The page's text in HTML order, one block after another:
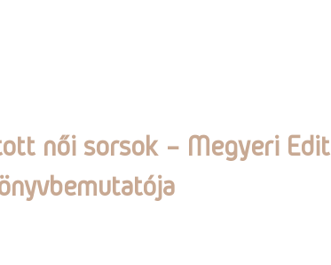
női sorsok – Megyeri Edit